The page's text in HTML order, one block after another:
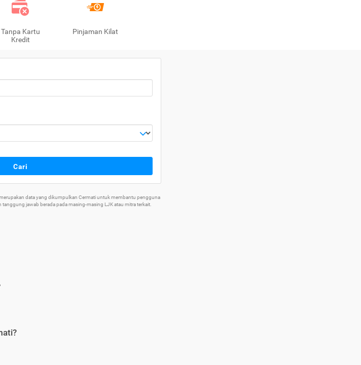
Tanpa Kartu
Kredit
Pinjaman Kilat
Cari
data yang dikumpulkan Cermati untuk membantu pengguna
jawab berada pada masing-masing LJK atau mitra terkait.